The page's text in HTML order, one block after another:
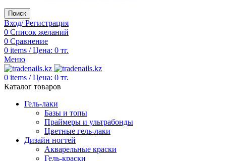
Поиск
Вход/ Регистрация
0 Список желаний
0 Сравнение
0 items / Цена: 0 тг.
Меню
0 items / Цена: 0 тг.
Каталог товаров
Гель-лаки
Базы и топы
Праймеры и ультрабонды
Цветные гель-лаки
Дизайн ногтей
Акварельные краски
Гель-краски